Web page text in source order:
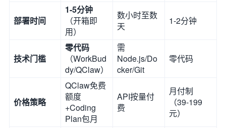
部署时间
1-5分钟
（开箱即
用）
数小时至数
天
1-2分钟
技术门槛
零代码
（WorkBud
dy/QClaw）
需
Node.js/Do
cker/Git
零代码
价格策略
QClaw免费
额度
+Coding
Plan包月
API按量付
费
月付制
（39-199
元）